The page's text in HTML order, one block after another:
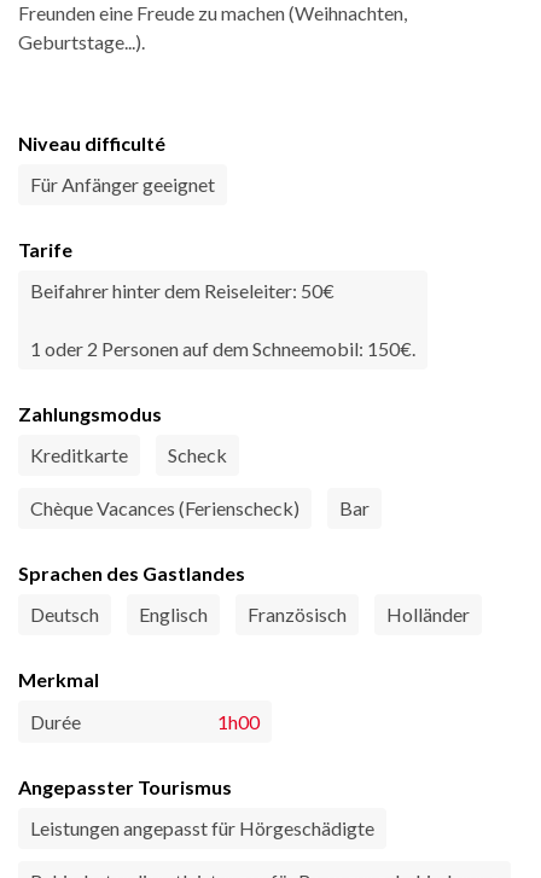
Freunden eine Freude zu machen (Weihnachten,
Geburtstage...).
Niveau difficulté
Für Anfänger geeignet
Tarife
Beifahrer hinter dem Reiseleiter: 50€
1 oder 2 Personen auf dem Schneemobil: 150€.
Zahlungsmodus
Kreditkarte
Scheck
Chèque Vacances (Ferienscheck) Bar
Sprachen des Gastlandes
Deutsch
Englisch Französisch Holländer
Merkmal
Durée
1h00
Angepasster Tourismus
Leistungen angepasst für Hörgeschädigte